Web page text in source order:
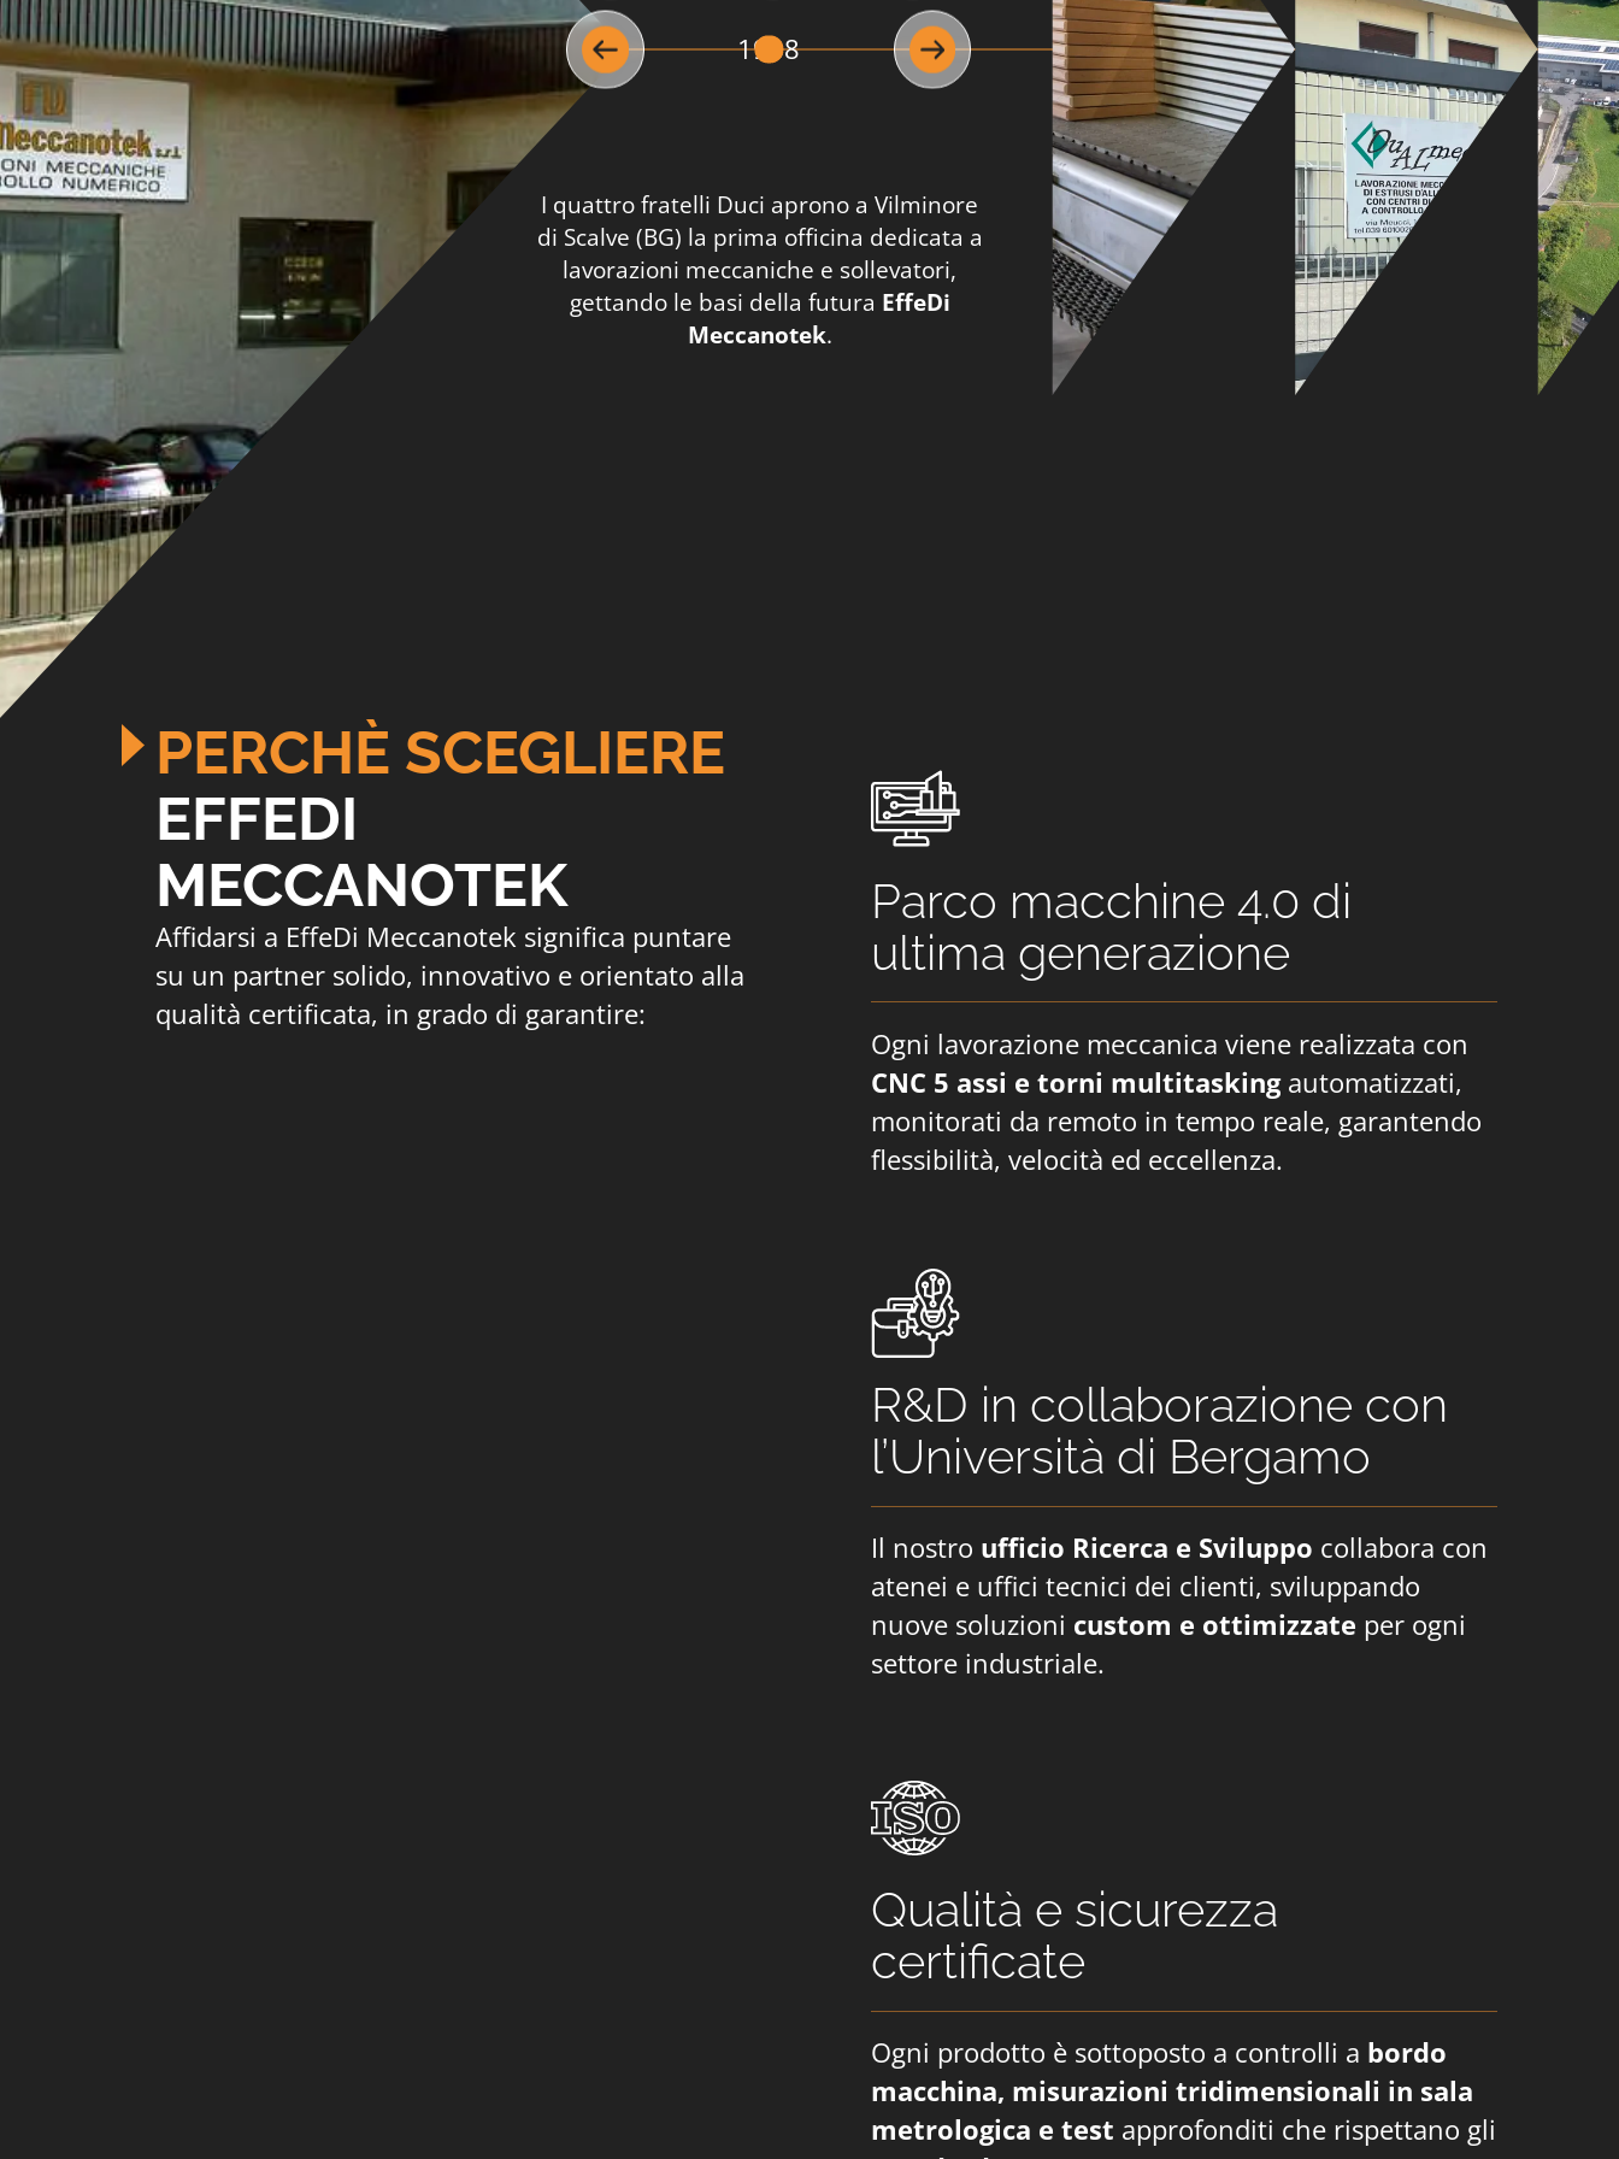
1988
I quattro fratelli Duci aprono a Vilminore
di Scalve (BG) la prima officina dedicata a
lavorazioni meccaniche e sollevatori,
gettando le basi della futura EffeDi
Meccanotek.
PERCHÈ SCEGLIERE
EFFEDI
MECCANOTEK
Affidarsi a EffeDi Meccanotek significa puntare
su un partner solido, innovativo e orientato alla
qualità certificata, in grado di garantire:
Parco macchine 4.0 di
ultima generazione
Ogni lavorazione meccanica viene realizzata con
CNC 5 assi e torni multitaskingautomatizzati,
monitorati da remoto in tempo reale, garantendo
flessibilità, velocità ed eccellenza.
R&D in collaborazione con
l’Università di Bergamo
Il nostro ufficio Ricerca e Sviluppo collabora con
atenei e uffici tecnici dei clienti, sviluppando
nuove soluzioni custom e ottimizzate per ogni
settore industriale.
Qualità e sicurezza
certificate
Ogni prodotto è sottoposto a controlli a bordo
macchina, misurazioni tridimensionali in sala
metrologica e test approfonditi che rispettano gli